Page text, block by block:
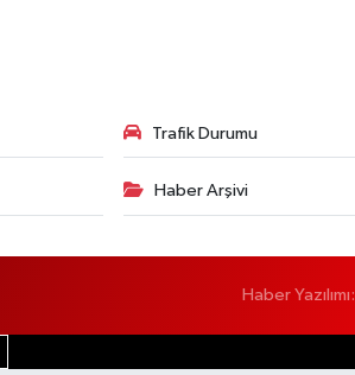
Trafik Durumu
Haber Arşivi
Haber Yazılımı: